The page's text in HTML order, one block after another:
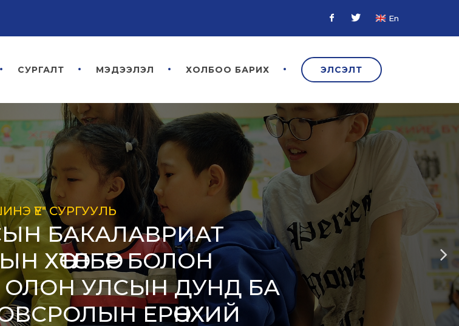
En
СУРГАЛТ МЭДЭЭЛЭЛ ХОЛБОО БАРИХ ЭЛСЭЛТ
ҮЕ" СУРГУУЛЬ
БАКАЛАВРИАТ
ХӨТӨЛБӨР БОЛОН
УЛСЫН ДУНД БА
ЕРӨНХИЙ